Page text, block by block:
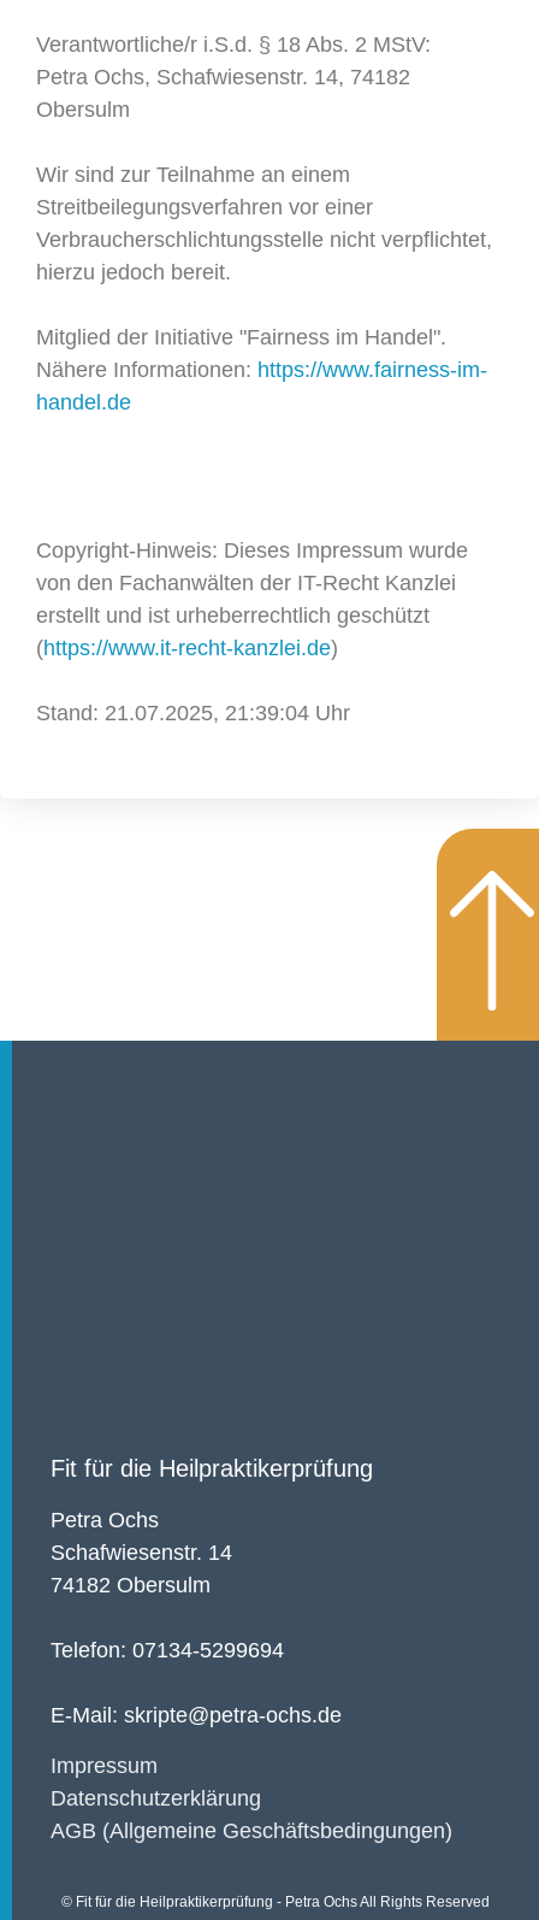
Verantwortliche/r i.S.d. § 18 Abs. 2 MStV:
Petra Ochs, Schafwiesenstr. 14, 74182
Obersulm
Wir sind zur Teilnahme an einem
Streitbeilegungsverfahren vor einer
Verbraucherschlichtungsstelle nicht verpflichtet,
hierzu jedoch bereit.
Mitglied der Initiative "Fairness im Handel".
Nähere Informationen: https://www.fairness-im-
handel.de
Copyright-Hinweis: Dieses Impressum wurde
von den Fachanwälten der IT-Recht Kanzlei
erstellt und ist urheberrechtlich geschützt
(https://www.it-recht-kanzlei.de)
Stand: 21.07.2025, 21:39:04 Uhr
Fit für die Heilpraktikerprüfung
Petra Ochs
Schafwiesenstr. 14
74182 Obersulm
Telefon: 07134-5299694
E-Mail: skripte@petra-ochs.de
Impressum
Datenschutzerklärung
AGB (Allgemeine Geschäftsbedingungen)
© Fit für die Heilpraktikerprüfung - Petra Ochs All Rights Reserved